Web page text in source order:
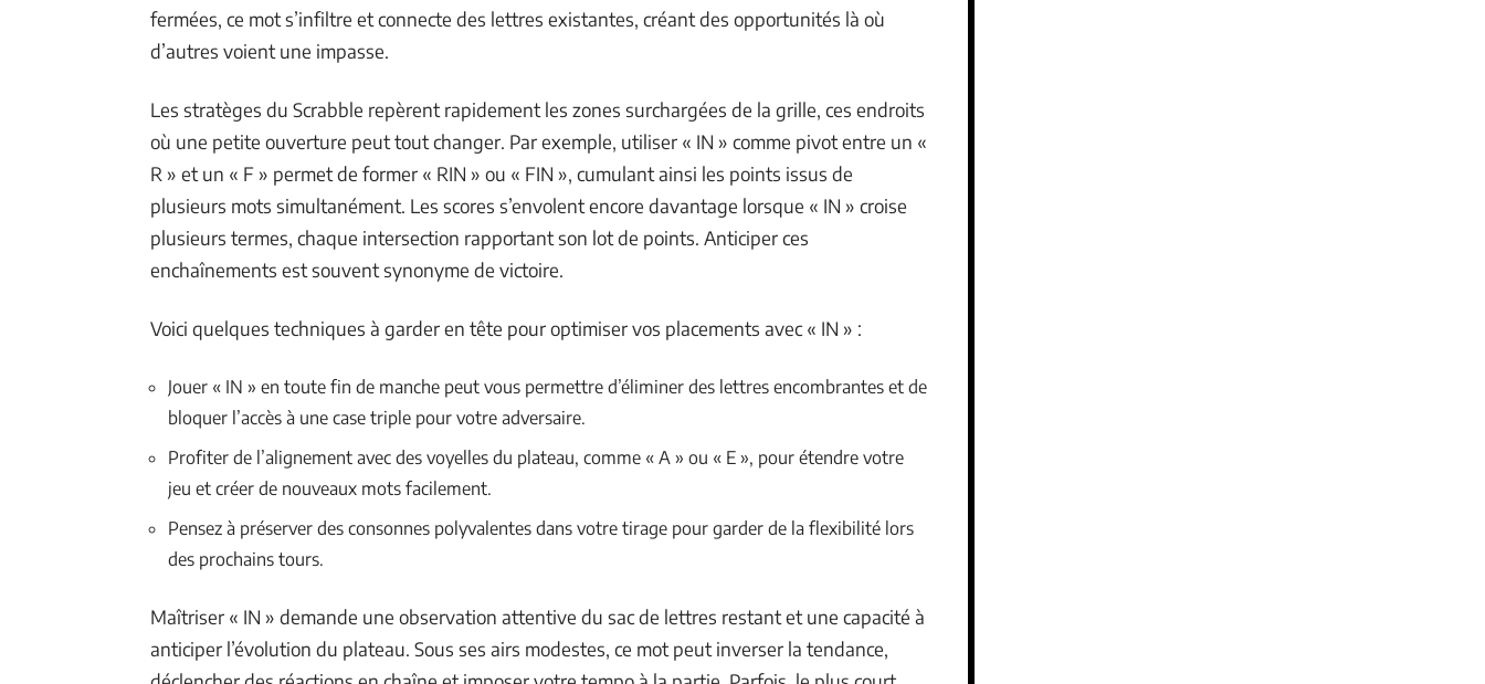
fermées, ce mot s’infiltre et connecte des lettres existantes, créant des opportunités là où
d’autres voient une impasse.
Les stratèges du Scrabble repèrent rapidement les zones surchargées de la grille, ces endroits
où une petite ouverture peut tout changer. Par exemple, utiliser « IN » comme pivot entre un «
R » et un « F » permet de former « RIN » ou « FIN », cumulant ainsi les points issus de
plusieurs mots simultanément. Les scores s’envolent encore davantage lorsque « IN » croise
plusieurs termes, chaque intersection rapportant son lot de points. Anticiper ces
enchaînements est souvent synonyme de victoire.
Voici quelques techniques à garder en tête pour optimiser vos placements avec « IN » :
Jouer « IN » en toute fin de manche peut vous permettre d’éliminer des lettres encombrantes et de
bloquer l’accès à une case triple pour votre adversaire.
Profiter de l’alignement avec des voyelles du plateau, comme « A » ou « E », pour étendre votre
jeu et créer de nouveaux mots facilement.
Pensez à préserver des consonnes polyvalentes dans votre tirage pour garder de la flexibilité lors
des prochains tours.
Maîtriser « IN » demande une observation attentive du sac de lettres restant et une capacité à
anticiper l’évolution du plateau. Sous ses airs modestes, ce mot peut inverser la tendance,